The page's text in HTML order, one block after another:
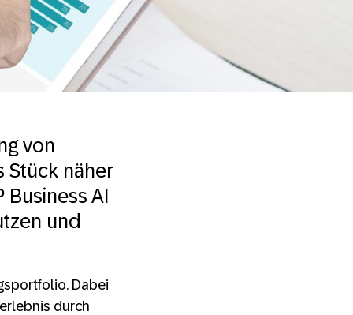
von
Stück näher
Business AI
und
Dabei
durch